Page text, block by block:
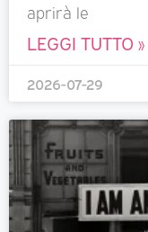
aprirà le
LEGGI TUTTO »
2026-07-29